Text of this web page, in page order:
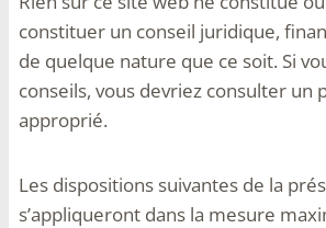
constituer un conseil juridique,
de quelque nature que ce soit. Si
conseils, vous devriez consulter un
approprié.
Les dispositions suivantes de la
s’appliqueront dans la mesure